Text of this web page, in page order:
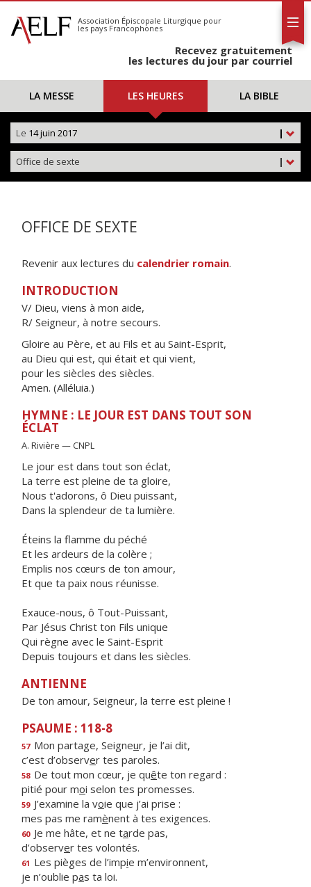
S'abonner
Calendrier
Association Épiscopale Liturgique pour
les pays Francophones
Recevez gratuitement
les lectures du jour par courriel
LA MESSE LES HEURES LA BIBLE
|
Le 14 juin 2017
|
Office de sexte
OFFICE DE SEXTE
Revenir aux lectures du calendrier romain.
INTRODUCTION
V/ Dieu, viens à mon aide,
R/ Seigneur, à notre secours.
Gloire au Père, et au Fils et au Saint-Esprit,
au Dieu qui est, qui était et qui vient,
pour les siècles des siècles.
Amen. (Alléluia.)
HYMNE : LE JOUR EST DANS TOUT SON
ÉCLAT
A. Rivière — CNPL
Le jour est dans tout son éclat,
La terre est pleine de ta gloire,
Nous t'adorons, ô Dieu puissant,
Dans la splendeur de ta lumière.
Éteins la flamme du péché
Et les ardeurs de la colère ;
Emplis nos cœurs de ton amour,
Et que ta paix nous réunisse.
Exauce-nous, ô Tout-Puissant,
Par Jésus Christ ton Fils unique
Qui règne avec le Saint-Esprit
Depuis toujours et dans les siècles.
ANTIENNE
De ton amour, Seigneur, la terre est pleine !
PSAUME : 118-8
57 Mon partage, Seigneur, je l’ai dit,
c’est d’observer tes paroles.
58 De tout mon cœur, je quête ton regard :
pitié pour moi selon tes promesses.
59 J’examine la voie que j’ai prise :
mes pas me ramènent à tes exigences.
60 Je me hâte, et ne tarde pas,
d’observer tes volontés.
61 Les pièges de l’impie m’environnent,
je n’oublie pas ta loi.